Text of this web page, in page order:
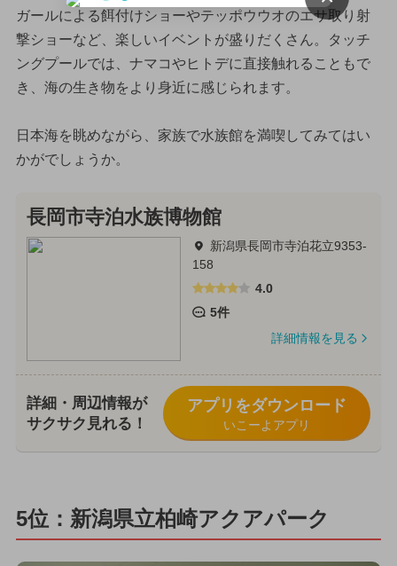
ガールによる餌付けショーやテッポウウオのエサ取り射
撃ショーなど、楽しいイベントが盛りだくさん。タッチ
ングプールでは、ナマコやヒトデに直接触れることもで
き、海の生き物をより身近に感じられます。
日本海を眺めながら、家族で水族館を満喫してみてはい
かがでしょうか。
長岡市寺泊水族博物館
新潟県長岡市寺泊花立9353-
158
4.0
5件
詳細情報を見る
詳細・周辺情報が
サクサク見れる！
アプリをダウンロード
いこーよアプリ
5位：新潟県立柏崎アクアパーク